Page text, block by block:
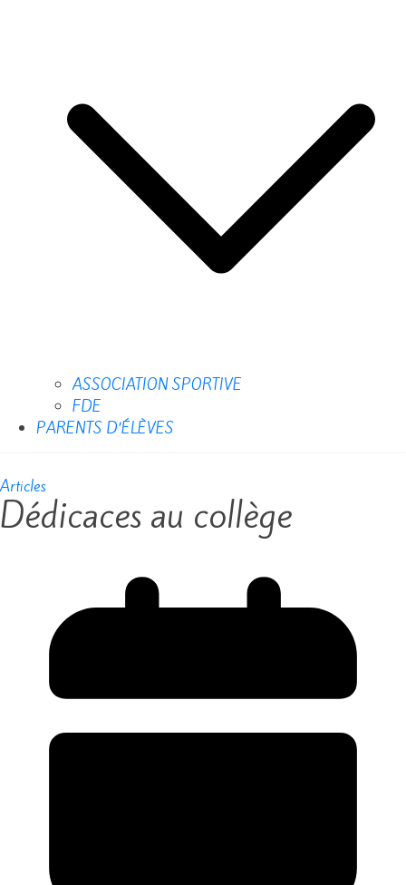
ASSOCIATION SPORTIVE
FDE
PARENTS D’ÉLÈVES
Articles
Dédicaces au collège